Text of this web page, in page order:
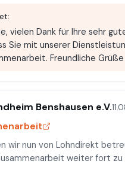
vielen Dank für Ihre sehr
Sie mit unserer
Freundliche
Benshausen e.V.
wir nun von Lohndirekt
weiter fort zu